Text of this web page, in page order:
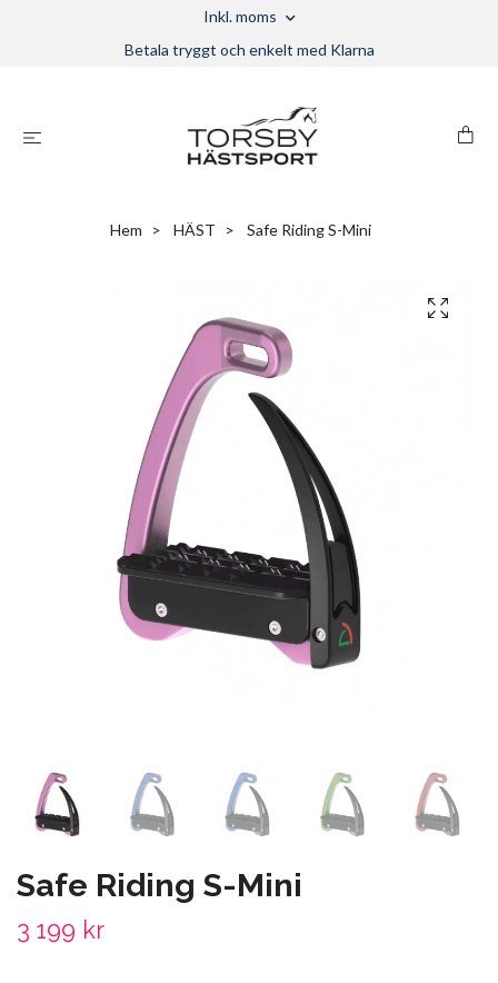
Inkl. moms
Betala tryggt och enkelt med Klarna
Hem HÄST Safe Riding S-Mini
Safe Riding S-Mini
3 199 kr